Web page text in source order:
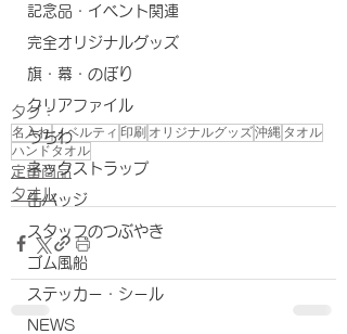
記念品・イベント関連
完全オリジナルグッズ
旗・幕・のぼり
クリアファイル
うちわ
ネックストラップ
缶バッジ
スタッフのつぶやき
ゴム風船
ステッカー・シール
NEWS
タグ：
名入れノベルティ 印刷 オリジナルグッズ沖縄 タオル
ハンドタオル
定番商品
タオル